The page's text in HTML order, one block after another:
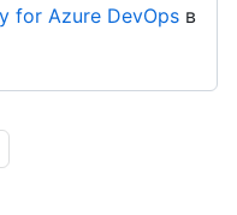
for Azure DevOps в